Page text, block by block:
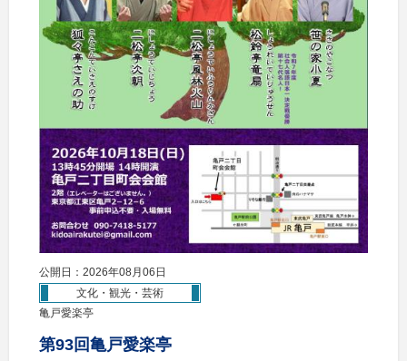
公開日：2026年08月06日
文化・観光・芸術
亀戸愛楽亭
第93回亀戸愛楽亭